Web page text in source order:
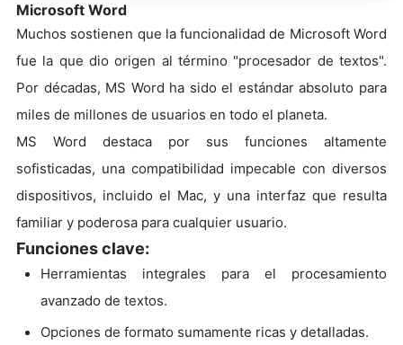
Microsoft Word
Muchos sostienen que la funcionalidad de Microsoft Word
fue la que dio origen al término "procesador de textos".
Por décadas, MS Word ha sido el estándar absoluto para
miles de millones de usuarios en todo el planeta.
MS Word destaca por sus funciones altamente
sofisticadas, una compatibilidad impecable con diversos
dispositivos, incluido el Mac, y una interfaz que resulta
familiar y poderosa para cualquier usuario.
Funciones clave:
Herramientas integrales para el procesamiento
avanzado de textos.
Opciones de formato sumamente ricas y detalladas.